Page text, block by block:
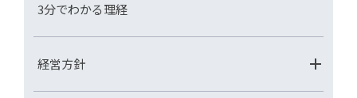
3分でわかる理経
経営方針